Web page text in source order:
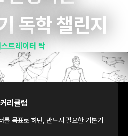
독학 챌린지
스트레이터 탁
리큘럼
를 목표로 하던, 반드시 필요한 기본기